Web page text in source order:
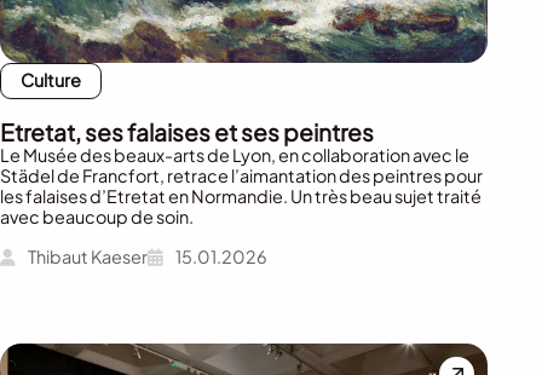
Culture
Etretat, ses falaises et ses peintres
Le Musée des beaux-arts de Lyon, en collaboration avec le
Städel de Francfort, retrace l’aimantation des peintres pour
les falaises d’Etretat en Normandie. Un très beau sujet traité
avec beaucoup de soin.
Thibaut Kaeser
15.01.2026